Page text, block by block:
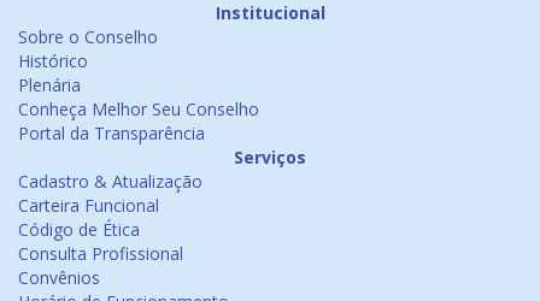
Institucional
Sobre o Conselho
Histórico
Plenária
Conheça Melhor Seu Conselho
Portal da Transparência
Serviços
Cadastro & Atualização
Carteira Funcional
Código de Ética
Consulta Profissional
Convênios